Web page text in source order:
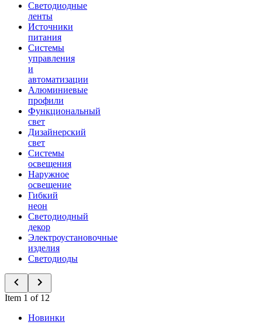
Светодиодные
ленты
Источники
питания
Системы
управления
и
автоматизации
Алюминиевые
профили
Функциональный
свет
Дизайнерский
свет
Системы
освещения
Наружное
освещение
Гибкий
неон
Светодиодный
декор
Электроустановочные
изделия
Светодиоды
Item 1 of 12
Новинки